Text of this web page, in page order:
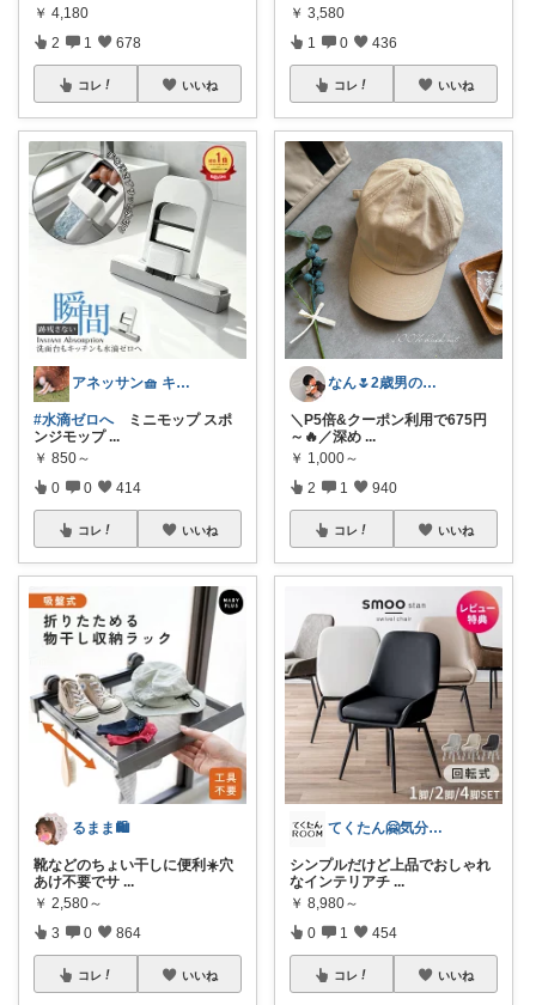
￥ 4,180
2 1 678
コレ いいね
アネッサン🧺 キッチンと暮らしの実用品
#水滴ゼロへミニモップ スポ
ンジモップ...
￥ 850～
0 0 414
コレ いいね
るまま🛍️
靴などのちょい干しに便利☀️穴
あけ不要でサ ...
￥ 2,580～
3 0 864
コレ いいね
￥ 3,580
1 0 436
コレ いいね
なん🌷2歳男の子ママ⿻*.
＼P5倍&クーポン利用で675円
～🔥／深め ...
￥ 1,000～
2 1 940
コレ いいね
てくたん🤗気分がアガる⤴インテリア雑貨
シンプルだけど上品でおしゃれ
なインテリアチ ...
￥ 8,980～
0 1 454
コレ いいね